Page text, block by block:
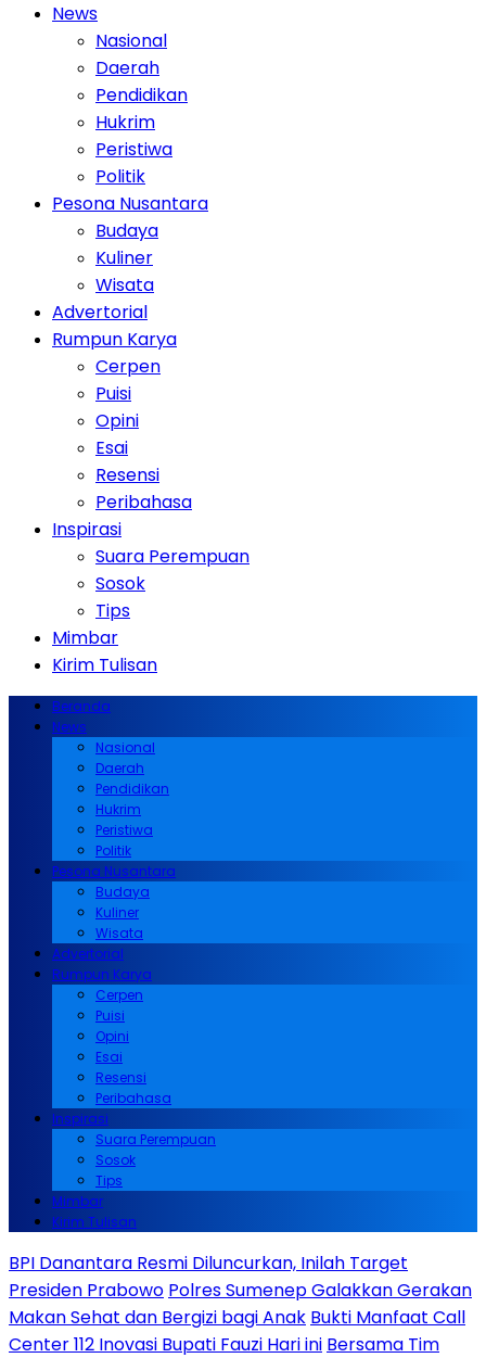
News
Nasional
Daerah
Pendidikan
Hukrim
Peristiwa
Politik
Pesona Nusantara
Budaya
Kuliner
Wisata
Advertorial
Rumpun Karya
Cerpen
Puisi
Opini
Esai
Resensi
Peribahasa
Inspirasi
Suara Perempuan
Sosok
Tips
Mimbar
Kirim Tulisan
Beranda
News
Nasional
Daerah
Pendidikan
Hukrim
Peristiwa
Politik
Pesona Nusantara
Budaya
Kuliner
Wisata
Advertorial
Rumpun Karya
Cerpen
Puisi
Opini
Esai
Resensi
Peribahasa
Inspirasi
Suara Perempuan
Sosok
Tips
Mimbar
Kirim Tulisan
BPI Danantara Resmi Diluncurkan, Inilah Target
Presiden Prabowo Polres Sumenep Galakkan Gerakan
Makan Sehat dan Bergizi bagi Anak Bukti Manfaat Call
Center 112 Inovasi Bupati Fauzi Hari ini Bersama Tim